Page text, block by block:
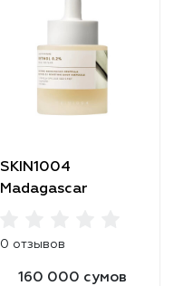
SKIN1004
Madagascar
0 отзывов
160 000 сумов